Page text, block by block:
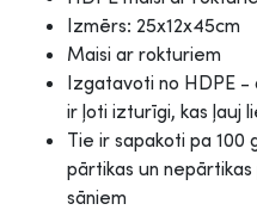
Izmērs: 25x12x45cm
Maisi ar rokturiem
Izgatavoti no HDPE -
ir ļoti izturīgi, kas ļauj
Tie ir sapakoti pa 100
pārtikas un
sāniem